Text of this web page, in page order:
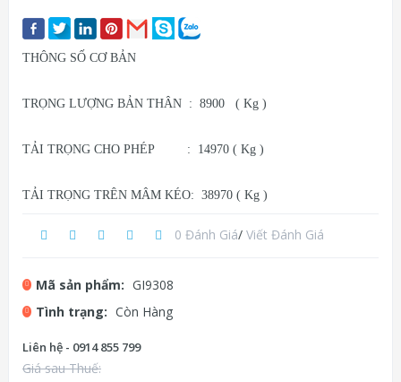
THÔNG SỐ CƠ BẢN
TRỌNG LƯỢNG BẢN THÂN : 8900 ( Kg )
TẢI TRỌNG CHO PHÉP : 14970 ( Kg )
TẢI TRỌNG TRÊN MÂM KÉO: 38970 ( Kg )
0 Đánh Giá/ Viết Đánh Giá
Mã sản phẩm: GI9308
Tình trạng: Còn Hàng
Liên hệ - 0914 855 799
Giá sau Thuế: